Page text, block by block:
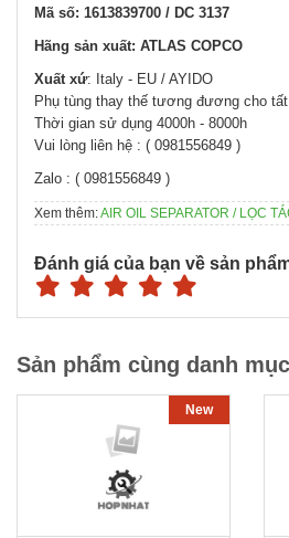
Mã số: 1613839700 / DC 3137
Hãng sản xuất: ATLAS COPCO
Xuất xứ: Italy - EU / AYIDO
Phụ tùng thay thế tương đương cho
Thời gian sử dụng 4000h - 8000h
Vui lòng liên hệ : ( 0981556849 )
Zalo : ( 0981556849 )
Xem thêm:AIR OIL SEPARATOR / LỌC
Đánh giá của bạn về sản
Sản phẩm cùng danh mục
New